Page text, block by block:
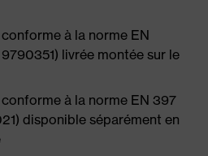
à la norme EN
livrée montée sur le
à la norme EN 397
disponible séparément en